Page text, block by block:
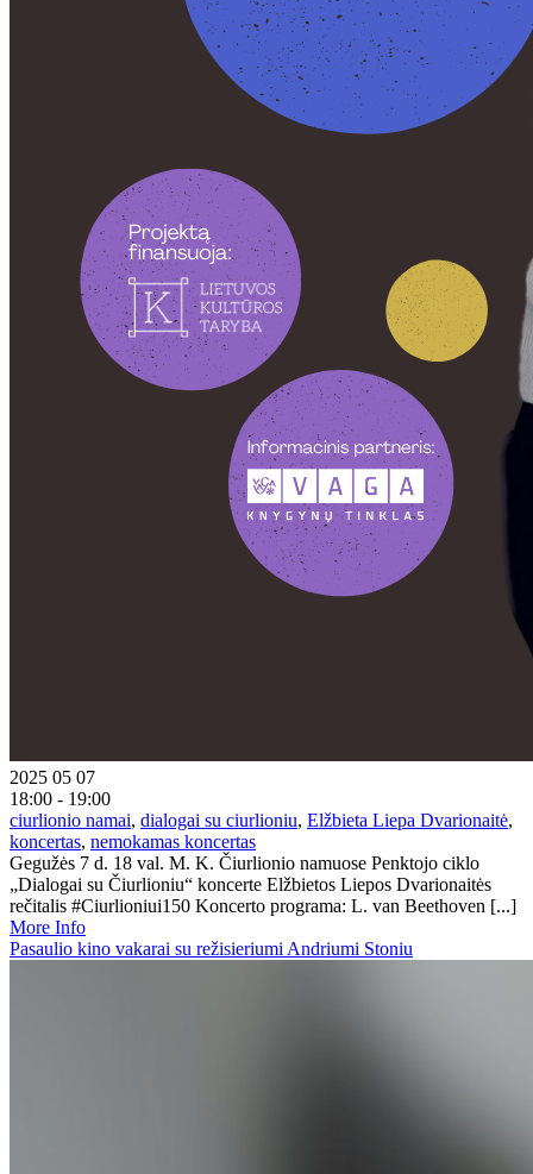
2025 05 07
18:00 - 19:00
ciurlionio namai, dialogai su ciurlioniu, Elžbieta Liepa Dvarionaitė,
koncertas, nemokamas koncertas
Gegužės 7 d. 18 val. M. K. Čiurlionio namuose Penktojo ciklo
„Dialogai su Čiurlioniu“ koncerte Elžbietos Liepos Dvarionaitės
rečitalis #Ciurlioniui150 Koncerto programa: L. van Beethoven [...]
More Info
Pasaulio kino vakarai su režisieriumi Andriumi Stoniu